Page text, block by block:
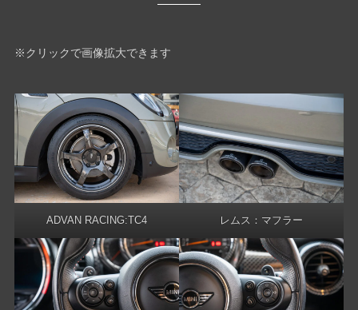
※クリックで画像拡大できます
ADVAN RACING:TC4 レムス：マフラー